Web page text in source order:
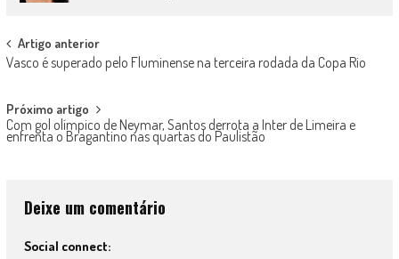
Post
navigation
Artigo anterior
Vasco é superado pelo Fluminense na terceira rodada da Copa Rio
Próximo artigo
Com gol olímpico de Neymar, Santos derrota a Inter de Limeira e
enfrenta o Bragantino nas quartas do Paulistão
Deixe um comentário
Social connect: